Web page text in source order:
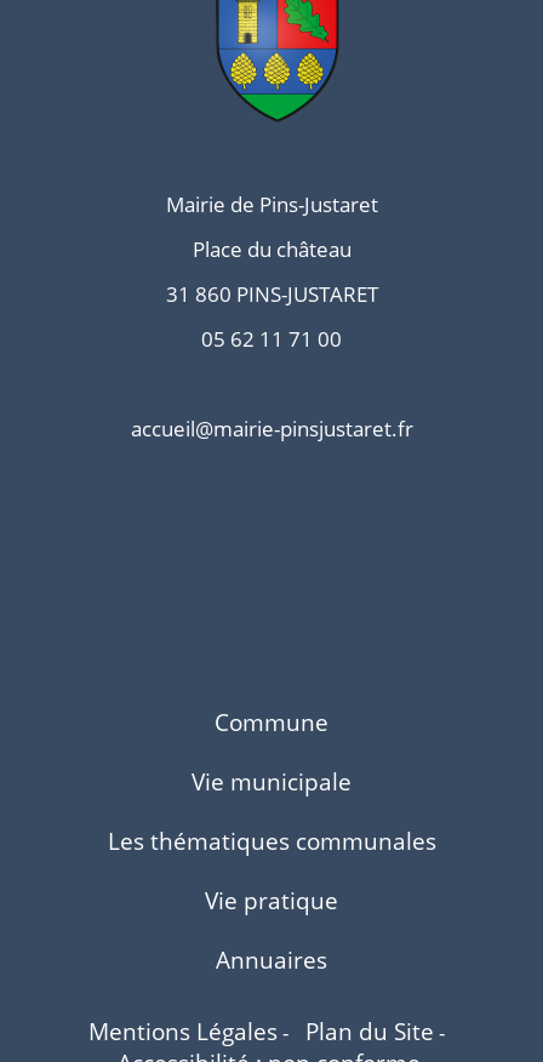
Mairie de Pins-Justaret
Place du château
31 860 PINS-JUSTARET
05 62 11 71 00
accueil@mairie-pinsjustaret.fr
Commune
Vie municipale
Les thématiques communales
Vie pratique
Annuaires
Mentions Légales- Plan du Site -